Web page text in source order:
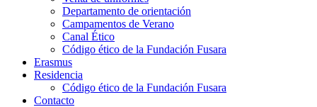
Departamento de orientación
Campamentos de Verano
Canal Ético
Código ético de la Fundación Fusara
Erasmus
Residencia
Código ético de la Fundación Fusara
Contacto